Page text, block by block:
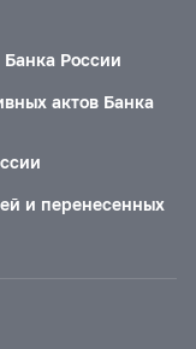
России
актов Банка
и перенесенных